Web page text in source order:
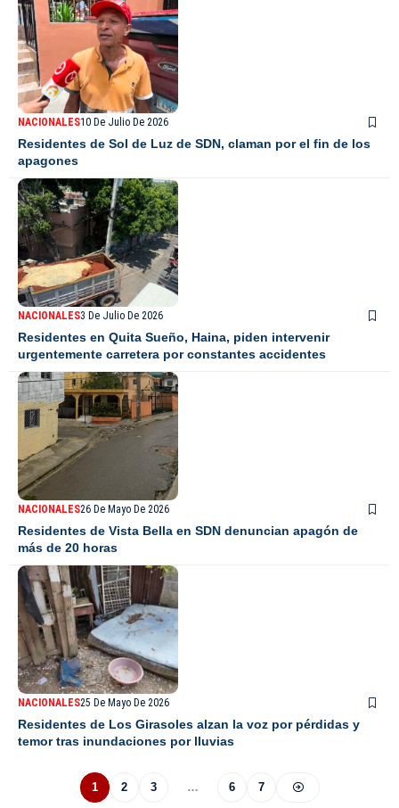
NACIONALES10 De Julio De 2026
Residentes de Sol de Luz de SDN, claman por el fin de los
apagones
NACIONALES3 De Julio De 2026
Residentes en Quita Sueño, Haina, piden intervenir
urgentemente carretera por constantes accidentes
NACIONALES26 De Mayo De 2026
Residentes de Vista Bella en SDN denuncian apagón de
más de 20 horas
NACIONALES25 De Mayo De 2026
Residentes de Los Girasoles alzan la voz por pérdidas y
temor tras inundaciones por lluvias
1 2 3 … 6 7